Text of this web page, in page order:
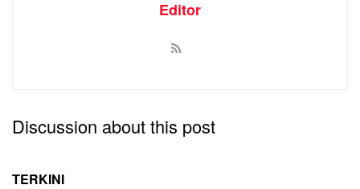
Editor
Discussion about this post
TERKINI